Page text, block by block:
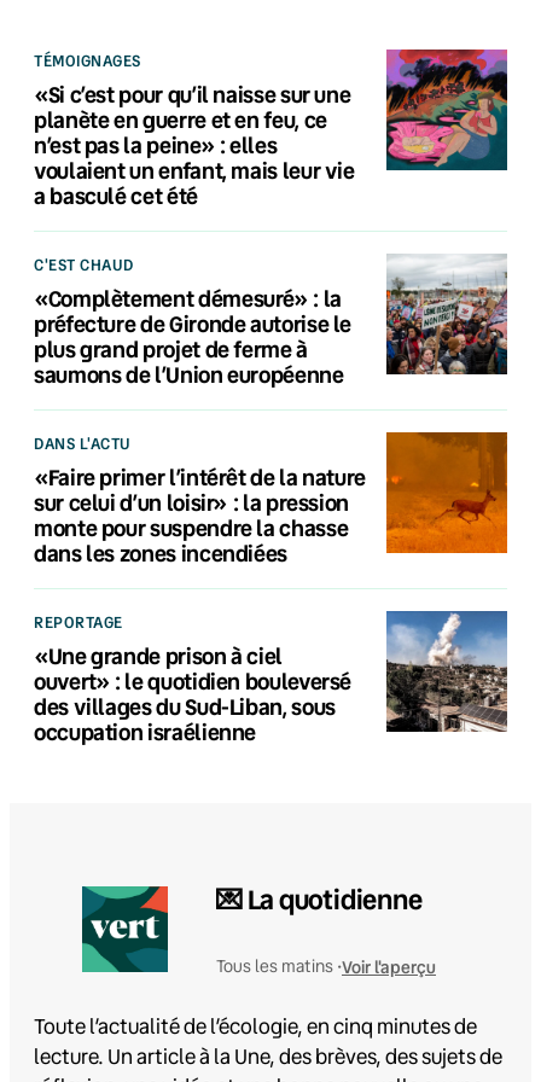
TÉMOIGNAGES
«Si c’est pour qu’il naisse sur une
planète en guerre et en feu, ce
n’est pas la peine» : elles
voulaient un enfant, mais leur vie
a basculé cet été
C'EST CHAUD
«Complètement démesuré» : la
préfecture de Gironde autorise le
plus grand projet de ferme à
saumons de l’Union européenne
DANS L'ACTU
«Faire primer l’intérêt de la nature
sur celui d’un loisir» : la pression
monte pour suspendre la chasse
dans les zones incendiées
REPORTAGE
«Une grande prison à ciel
ouvert» : le quotidien bouleversé
des villages du Sud-Liban, sous
occupation israélienne
💌 La quotidienne
Tous les matins •Voir l'aperçu
Toute l’actualité de l’écologie, en cinq minutes de
lecture. Un article à la Une, des brèves, des sujets de